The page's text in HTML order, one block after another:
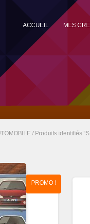
ACCUEIL MES
/ Produits identifiés
PROMO !